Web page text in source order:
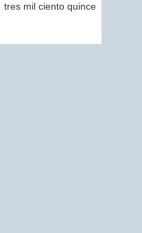
tres mil ciento quince